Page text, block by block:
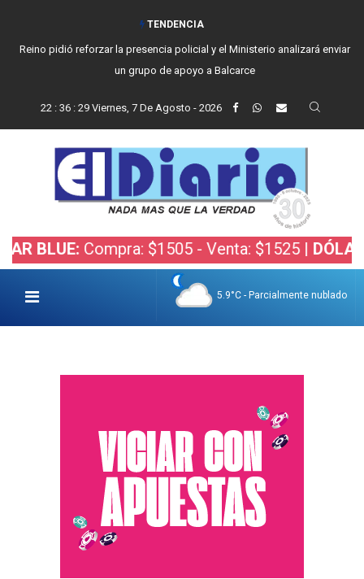
TENDENCIA
Reino pidió reforzar la presencia policial y el Ministerio analizará enviar
un grupo de apoyo a Balcarce
22: 36: 30 Viernes, 7 De Agosto - 2026
Compra: $1505 - Venta: $1525 |DÓLAR
5.9°C - Parcialmente nublado